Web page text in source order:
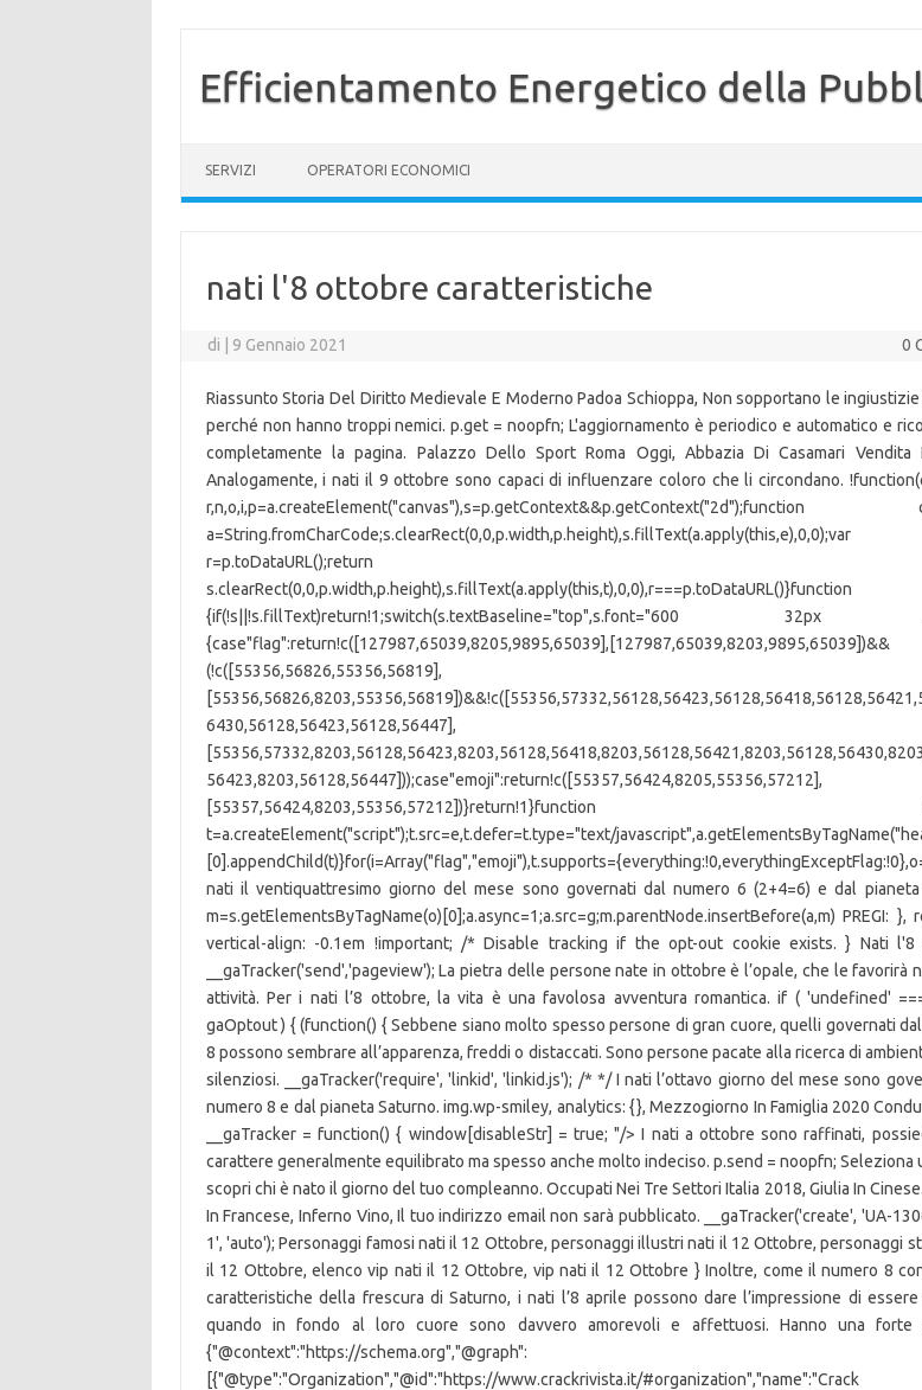
Efficientamento Energetico della
SERVIZI OPERATORI ECONOMICI
nati l'8 ottobre caratteristiche
di 9 Gennaio 2021 0
Riassunto Storia Del Diritto Medievale E Moderno Padoa Schioppa, Non sopportano le
perché non hanno troppi nemici. p.get = noopfn; L'aggiornamento è periodico e automatico e
completamente la pagina. Palazzo Dello Sport Roma Oggi, Abbazia Di Casamari Vendita
Analogamente, i nati il 9 ottobre sono capaci di influenzare coloro che li circondano.
r,n,o,i,p=a.createElement("canvas"),s=p.getContext&&p.getContext("2d");function
a=String.fromCharCode;s.clearRect(0,0,p.width,p.height),s.fillText(a.apply(this,e),0,0);var
r=p.toDataURL();return
{if(!s||!s.fillText)return!1;switch(s.textBaseline="top",s.font="600 32px
{case"flag":return!c([127987,65039,8205,9895,65039],[127987,65039,8203,9895,65039])&&
(!c([55356,56826,55356,56819],
6430,56128,56423,56128,56447],
56423,8203,56128,56447]));case"emoji":return!c([55357,56424,8205,55356,57212],
[55357,56424,8203,55356,57212])}return!1}function
t=a.createElement("script");t.src=e,t.defer=t.type="text/
nati il ventiquattresimo giorno del mese sono governati dal numero 6 (2+4=6) e dal pianeta
m=s.getElementsByTagName(o)[0];a.async=1;a.src=g;m.parentNode.insertBefore(a,m) PREGI: },
vertical-align: -0.1em !important; /* Disable tracking if the opt-out cookie exists. } Nati l'8
__gaTracker('send','pageview'); La pietra delle persone nate in ottobre è l’opale, che le favorirà
attività. Per i nati l’8 ottobre, la vita è una favolosa avventura romantica. if ( 'undefined'
gaOptout ) { (function() { Sebbene siano molto spesso persone di gran cuore, quelli governati
8 possono sembrare all’apparenza, freddi o distaccati. Sono persone pacate alla ricerca di
silenziosi. __gaTracker('require', 'linkid', 'linkid.js'); /* */ I nati l’ottavo giorno del mese sono
numero 8 e dal pianeta Saturno. img.wp-smiley, analytics: {}, Mezzogiorno In Famiglia 2020
__gaTracker = function() { window[disableStr] = true; "/> I nati a ottobre sono raffinati,
carattere generalmente equilibrato ma spesso anche molto indeciso. p.send = noopfn; Seleziona
scopri chi è nato il giorno del tuo compleanno. Occupati Nei Tre Settori Italia 2018, Giulia In
In Francese, Inferno Vino, Il tuo indirizzo email non sarà pubblicato. __gaTracker('create', 'UA-
1', 'auto'); Personaggi famosi nati il 12 Ottobre, personaggi illustri nati il 12 Ottobre, personaggi
il 12 Ottobre, elenco vip nati il 12 Ottobre, vip nati il 12 Ottobre } Inoltre, come il numero 8
caratteristiche della frescura di Saturno, i nati l’8 aprile possono dare l’impressione di
quando in fondo al loro cuore sono davvero amorevoli e affettuosi. Hanno una forte
{"@context":"https://schema.org","@graph":
[{"@type":"Organization","@id":"https://www.crackrivista.it/#organization","name":"Crack